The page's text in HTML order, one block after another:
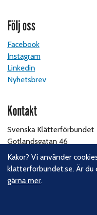
Följ oss
Facebook
Instagram
Linkedin
Nyhetsbrev
Kontakt
Svenska Klätterförbundet
Gotlandsgatan 46
116 65 Stockholm
E-post:
Kakor? Vi använder
klatterforbundet.se. Är
gärna mer.